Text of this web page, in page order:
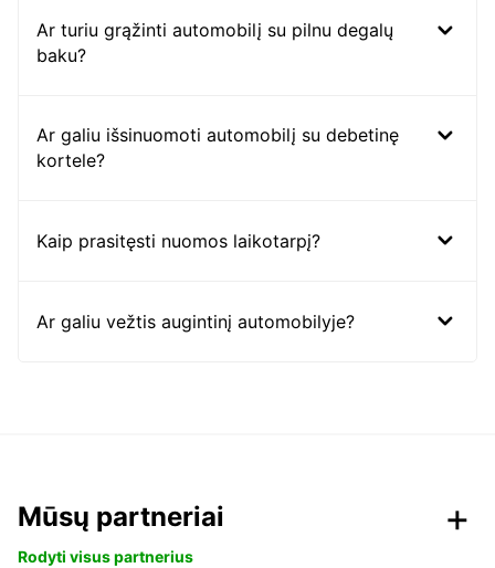
Ar turiu grąžinti automobilį su pilnu degalų
baku?
Ar galiu išsinuomoti automobilį su debetinę
kortele?
Kaip prasitęsti nuomos laikotarpį?
Ar galiu vežtis augintinį automobilyje?
Mūsų partneriai
Rodyti visus partnerius